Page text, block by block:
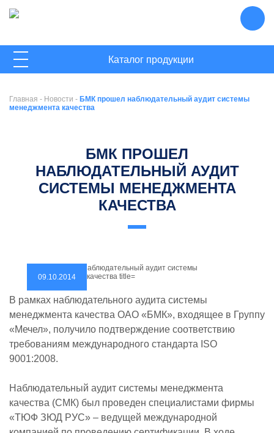
ГЛАВНАЯ
Каталог продукции
Главная - Новости - БМК прошел наблюдательный аудит системы
менеджмента качества
БМК ПРОШЕЛ
НАБЛЮДАТЕЛЬНЫЙ АУДИТ
СИСТЕМЫ МЕНЕДЖМЕНТА
КАЧЕСТВА
09.10.2014
В рамках наблюдательного аудита системы
менеджмента качества ОАО «БМК», входящее в Группу
«Мечел», получило подтверждение соответствию
требованиям международного стандарта ISO
9001:2008.
Наблюдательный аудит системы менеджмента
качества (СМК) был проведен специалистами фирмы
«ТЮФ ЗЮД РУС» – ведущей международной